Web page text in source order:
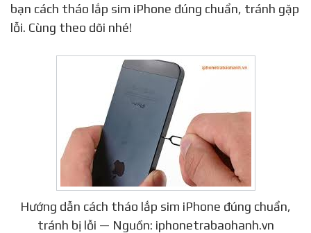
bạn cách tháo lắp sim iPhone đúng chuẩn, tránh gặp
lỗi. Cùng theo dõi nhé!
Hướng dẫn cách tháo lắp sim iPhone đúng chuẩn,
tránh bị lỗi — Nguồn: iphonetrabaohanh.vn